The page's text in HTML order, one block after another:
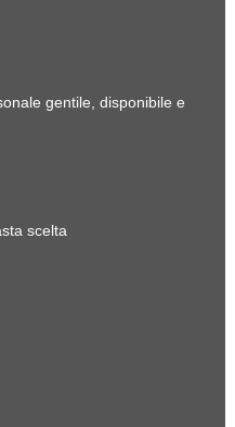
gentile, disponibile e
scelta